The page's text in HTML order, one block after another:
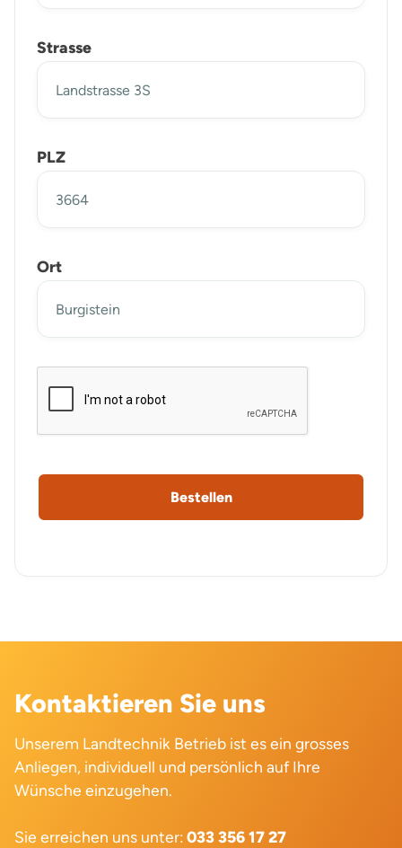
Strasse
PLZ
Ort
Kontaktieren Sie uns
Unserem Landtechnik Betrieb ist es ein grosses
Anliegen, individuell und persönlich auf Ihre
Wünsche einzugehen.
Sie erreichen uns unter: 033 356 17 27